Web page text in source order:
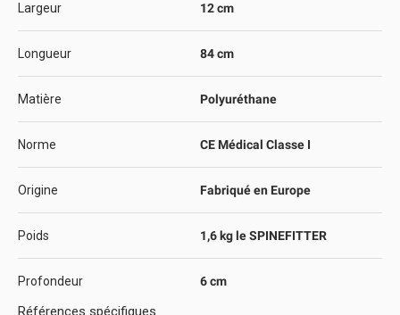
Largeur 12 cm
Longueur 84 cm
Matière Polyuréthane
Norme CE Médical Classe I
Origine Fabriqué en Europe
Poids 1,6 kg le SPINEFITTER
Profondeur 6 cm
Références spécifiques